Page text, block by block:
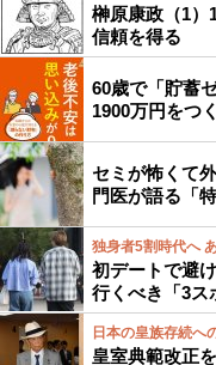
榊原康政（1）
信頼を得る
60歳で「貯蓄
1900万円をつ
セミが怖くて
門医が語る「
独身者5割時代へ
初デートで避
行くべき「3ス
日本の皇族存続へ
皇室典範改正